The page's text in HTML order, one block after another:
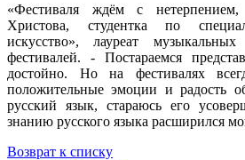
«Фестиваля ждём с
Христова, студентка по
искусство», лауреат
фестивалей. - Постараемся
достойно. Но на фестивалях
положительные эмоции и радость
русский язык, стараюсь его
знанию русского языка расширился
Возврат к списку